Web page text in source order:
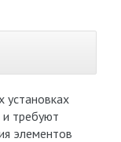
установках
требуют
элементов